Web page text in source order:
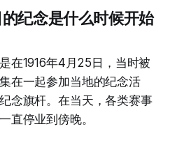
纪念是什么时候开始
在1916年4月25日，当时被
在一起参加当地的纪念活
念旗杆。在当天，各类赛事
直停业到傍晚。